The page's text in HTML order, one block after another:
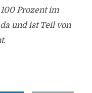
Prozent im
und ist Teil von